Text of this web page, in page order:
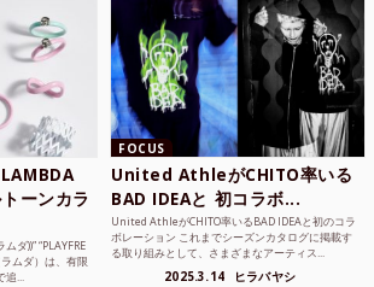
ーンカラ
ダ))” “PLAYFRE
ムダ）は、有限
追...
FOCUS
United AthleがCHITO率いる
BAD IDEAと 初コラボ...
United AthleがCHITO率いるBAD IDEAと初のコラ
ボレーション これまでシーズンカタログに掲載す
る取り組みとして、さまざまなアーティス...
2025.3.14 ヒラバヤシ